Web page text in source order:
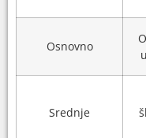
Osnovno
Srednje